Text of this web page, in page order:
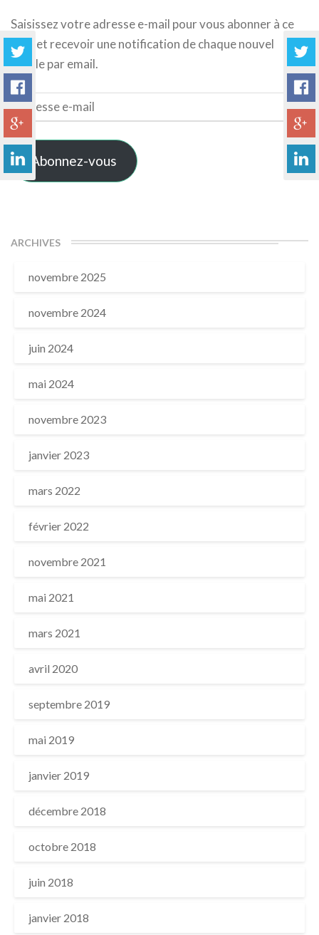
Saisissez votre adresse e-mail pour vous abonner à ce
blog et recevoir une notification de chaque nouvel
article par email.
Adresse
e-
mail
Abonnez-vous
ARCHIVES
novembre 2025
novembre 2024
juin 2024
mai 2024
novembre 2023
janvier 2023
mars 2022
février 2022
novembre 2021
mai 2021
mars 2021
avril 2020
septembre 2019
mai 2019
janvier 2019
décembre 2018
octobre 2018
juin 2018
janvier 2018